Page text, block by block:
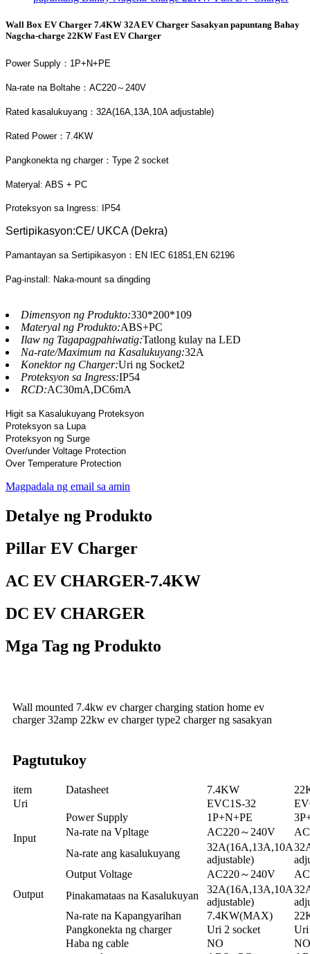
Wall Box EV Charger 7.4KW 32A EV Charger Sasakyan papuntang Bahay
Nagcha-charge 22KW Fast EV Charger
Power Supply：1P+N+PE
Na-rate na Boltahe：AC220～240V
Rated kasalukuyang：32A(16A,13A,10A adjustable)
Rated Power：7.4KW
Pangkonekta ng charger：Type 2 socket
Materyal: ABS + PC
Proteksyon sa Ingress: IP54
Sertipikasyon:CE/ UKCA (Dekra)
Pamantayan sa Sertipikasyon：EN IEC 61851,EN 62196
Pag-install: Naka-mount sa dingding
Dimensyon ng Produkto:330*200*109
Materyal ng Produkto:ABS+PC
Ilaw ng Tagapagpahiwatig:Tatlong kulay na LED
Na-rate/Maximum na Kasalukuyang:32A
Konektor ng Charger:Uri ng Socket2
Proteksyon sa Ingress:IP54
RCD:AC30mA,DC6mA
Higit sa Kasalukuyang Proteksyon
Proteksyon sa Lupa
Proteksyon ng Surge
Over/under Voltage Protection
Over Temperature Protection
Magpadala ng email sa amin
Detalye ng Produkto
Pillar EV Charger
AC EV CHARGER-7.4KW
DC EV CHARGER
Mga Tag ng Produkto
Wall mounted 7.4kw ev charger charging station home ev
charger 32amp 22kw ev charger type2 charger ng sasakyan
Pagtutukoy
item Datasheet 7.4KW
Uri
EVC1S-32
Input
Power Supply 1P+N+PE
Na-rate na Vpltage
AC220～240V
Na-rate ang kasalukuyang
32A(16A,13A,10A
adjustable)
Output
Output Voltage AC220～240V
Pinakamataas na Kasalukuyan
32A(16A,13A,10A
adjustable)
Na-rate na Kapangyarihan
7.4KW(MAX)
Pangkonekta ng charger
Uri 2 socket
Uri
Haba ng cable
NO
NO